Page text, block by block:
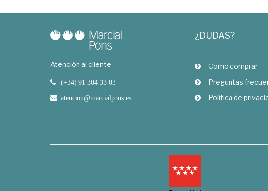
Atención al cliente
(+34) 91 304 33 03
atencion@marcialpons.es
¿DUDAS?
Como comprar
Preguntas
Política de